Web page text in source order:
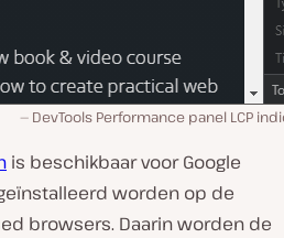
DevTools Performance panel LCP
is beschikbaar voor Google
worden op de
browsers. Daarin worden de